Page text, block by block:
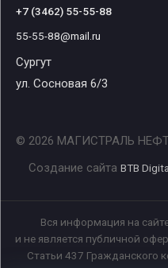
+7 (3462) 55-55-88
55-55-88@mail.ru
Сургут
ул. Сосновая 6/3
© 2026 МАГИСТРАЛЬ
Создание сайта BTB
Вся информация на
и не является публичной
Статьи 437 Гражданского